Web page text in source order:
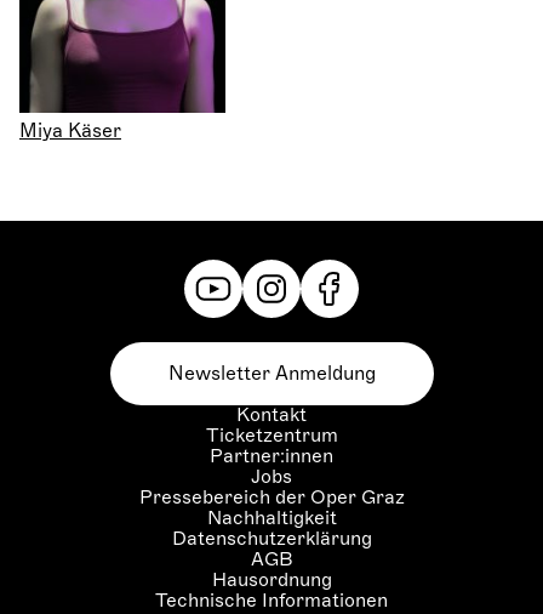
Miya Käser
Kontakt
Ticketzentrum
Partner:innen
Jobs
Pressebereich der Oper Graz
Nachhaltigkeit
Datenschutzerklärung
AGB
Hausordnung
Technische Informationen
Newsletter Anmeldung